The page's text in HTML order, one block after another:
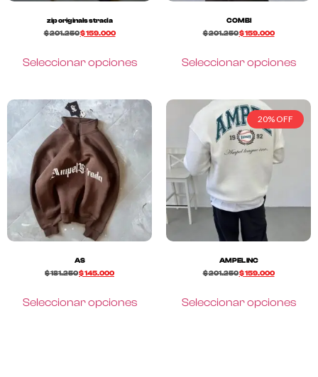
zip originals strada
$201.250$159.000
Seleccionar opciones
COMBI
$201.250$159.000
Seleccionar opciones
AS
$181.250$145.000
Seleccionar opciones
20% OFF
AMPEL INC
$201.250$159.000
Seleccionar opciones